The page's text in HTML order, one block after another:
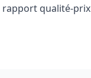
rapport qualité-prix